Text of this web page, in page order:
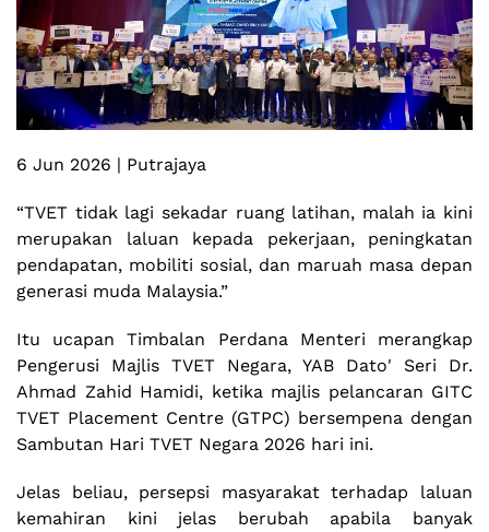
6 Jun 2026 | Putrajaya
“TVET tidak lagi sekadar ruang latihan, malah ia kini
merupakan laluan kepada pekerjaan, peningkatan
pendapatan, mobiliti sosial, dan maruah masa depan
generasi muda Malaysia.”
Itu ucapan Timbalan Perdana Menteri merangkap
Pengerusi Majlis TVET Negara, YAB Dato' Seri Dr.
Ahmad Zahid Hamidi, ketika majlis pelancaran GITC
TVET Placement Centre (GTPC) bersempena dengan
Sambutan Hari TVET Negara 2026 hari ini.
Jelas beliau, persepsi masyarakat terhadap laluan
kemahiran kini jelas berubah apabila banyak